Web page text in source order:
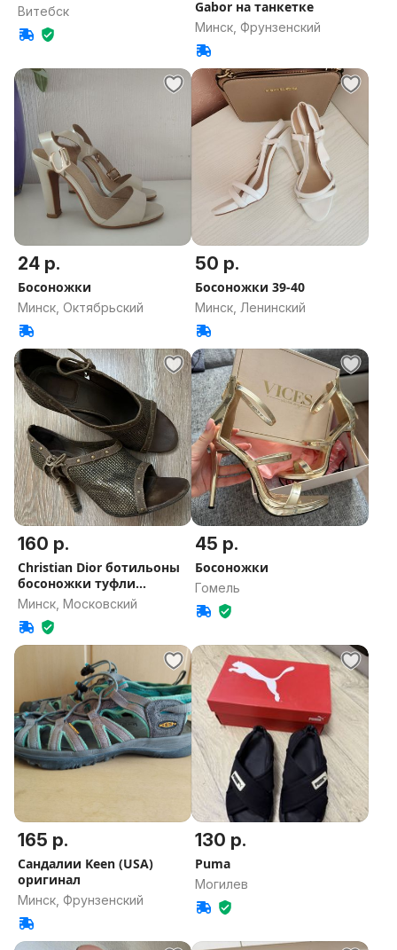
Витебск
Gabor на танкетке
Минск, Фрунзенский
24 р.
Босоножки
Минск, Октябрьский
50 р.
Босоножки 39-40
Минск, Ленинский
160 р.
Christian Dior ботильоны
босоножки туфли
Оригинал
Минск, Московский
45 р.
Босоножки
Гомель
165 р.
Сандалии Keen (USA)
оригинал
Минск, Фрунзенский
130 р.
Puma
Могилев